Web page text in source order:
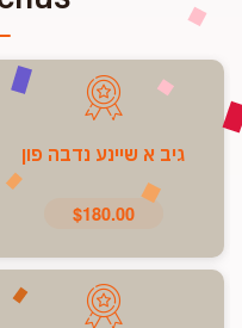
גיב א שיינע נדבה פון
$180.00